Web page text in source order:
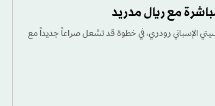
مع ريال مدريد
الإسباني رودري، في خطوة قد تشعل صراعاً جديداً مع